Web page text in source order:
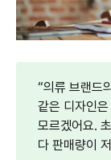
“의류 브랜드
같은 디자인
모르겠어요.
다 판매량이